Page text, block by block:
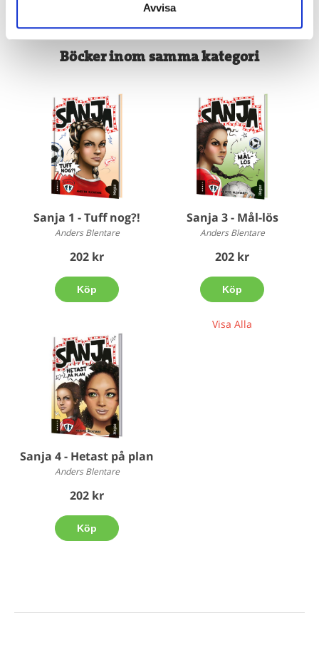
Avvisa
Böcker inom samma kategori
Sanja 1 - Tuff nog?!
Anders Blentare
202 kr
Köp
Sanja 3 - Mål-lös
Anders Blentare
202 kr
Köp
Sanja 4 - Hetast på plan
Anders Blentare
202 kr
Köp
Visa Alla